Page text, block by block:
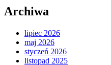
Archiwa
lipiec 2026
maj 2026
styczeń 2026
listopad 2025